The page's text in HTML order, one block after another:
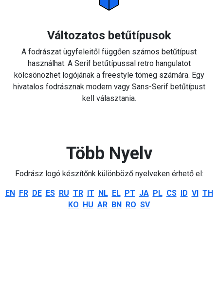
Változatos betűtípusok
A fodrászat ügyfeleitől függően számos betűtípust
használhat. A Serif betűtípussal retro hangulatot
kölcsönözhet logójának a freestyle tömeg számára. Egy
hivatalos fodrásznak modern vagy Sans-Serif betűtípust
kell választania.
Több Nyelv
Fodrász logó készítőnk különböző nyelveken érhető el:
EN FR DE ES RU TR IT NL EL PT JA PL CS ID VI TH
KO HU AR BN RO SV